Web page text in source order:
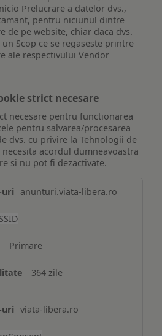
Prelucrare a datelor dvs.,
pentru niciunul dintre
de pe website, chiar daca dvs.
Scop ce se regaseste printre
ale respectivului Vendor
strict necesare
necesare pentru functionarea
pentru salvarea/procesarea
dvs. cu privire la Tehnologii de
acordul dumneavoastra
si nu pot fi dezactivate.
anunturi.viata-libera.ro
Primare
364 zile
viata-libera.ro